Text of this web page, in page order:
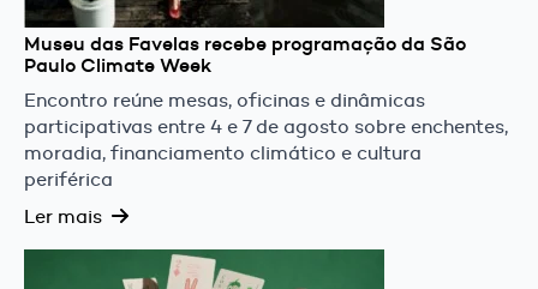
Museu das Favelas recebe programação da São
Paulo Climate Week
Encontro reúne mesas, oficinas e dinâmicas
participativas entre 4 e 7 de agosto sobre enchentes,
moradia, financiamento climático e cultura
periférica
Ler mais